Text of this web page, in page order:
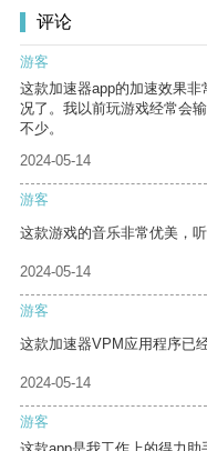
评论
游客
这款加速器app的加速效果
况了。我以前玩游戏经常会
不少。
2024-05-14
游客
这款游戏的音乐非常优美，听
2024-05-14
游客
这款加速器VPM应用程序已
2024-05-14
游客